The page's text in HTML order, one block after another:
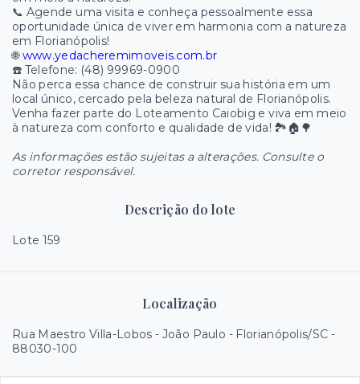
📞 Agende uma visita e conheça pessoalmente essa
oportunidade única de viver em harmonia com a natureza
em Florianópolis!
🌐www.yedacheremimoveis.com.br
☎️ Telefone: (48) 99969-0900
Não perca essa chance de construir sua história em um
local único, cercado pela beleza natural de Florianópolis.
Venha fazer parte do Loteamento Caiobig e viva em meio
à natureza com conforto e qualidade de vida! 🏞️🏠🌳
As informações estão sujeitas a alterações. Consulte o
corretor responsável.
Descrição do lote
Lote 159
Localização
Rua Maestro Villa-Lobos - João Paulo - Florianópolis/SC -
88030-100